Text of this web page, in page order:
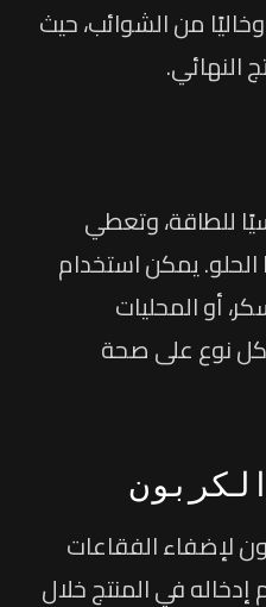
من الشوائب، حيث
النهائي.
للطاقة، وتعطي
يمكن استخدام
أو المحليات
كل نوع على صحة
لإضفاء الفقاعات
إدخاله في المنتج خلال